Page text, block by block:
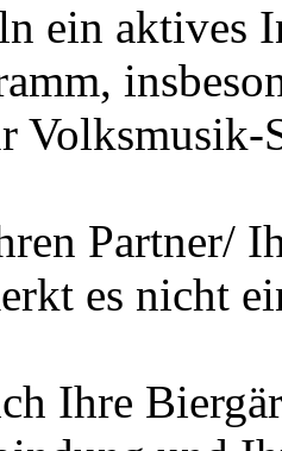
ein aktives
Volksmusik-
Partner/
es nicht
Ihre